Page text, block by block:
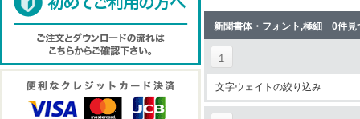
新聞書体・フォント,極細 0件見
1
文字ウェイトの絞り込み